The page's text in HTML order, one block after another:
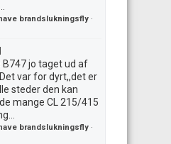
brandslukningsfly ·
B747 jo taget ud af
var for dyrt,,det er
steder den kan
mange CL 215/415
brandslukningsfly ·